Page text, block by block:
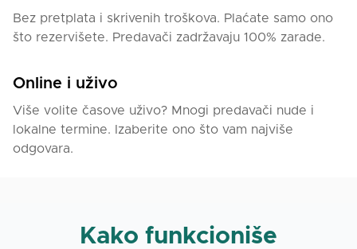
Bez pretplata i skrivenih troškova. Plaćate samo ono
što rezervišete. Predavači zadržavaju 100% zarade.
Online i uživo
Više volite časove uživo? Mnogi predavači nude i
lokalne termine. Izaberite ono što vam najviše
odgovara.
Kako funkcioniše